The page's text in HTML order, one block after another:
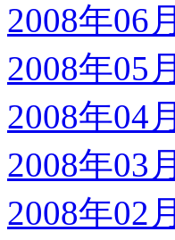
2008年06月
2008年05月
2008年04月
2008年03月
2008年02月